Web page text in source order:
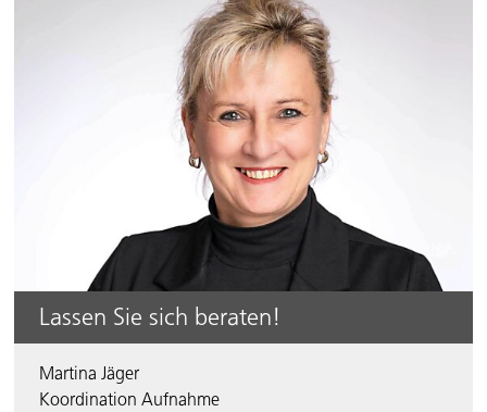
Lassen Sie sich beraten!
Martina Jäger
Koordination Aufnahme